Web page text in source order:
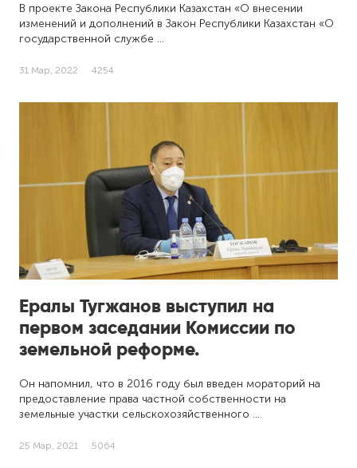
В проекте Закона Республики Казахстан «О внесении
изменений и дополнений в Закон Республики Казахстан «О
государственной службе …
31 Мар, 2022 4254
Ералы Тугжанов выступил на
первом заседании Комиссии по
земельной реформе.
Он напомнил, что в 2016 году был введен мораторий на
предоставление права частной собственности на
земельные участки сельскохозяйственного …
25 Мар, 2021 5064